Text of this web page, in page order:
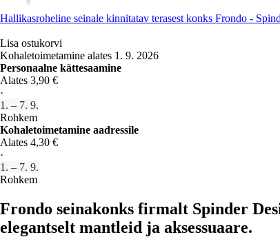
Hallikasroheline seinale kinnitatav terasest konks Frondo -
Lisa ostukorvi
Kohaletoimetamine alates 1. 9. 2026
Personaalne kättesaamine
Alates 3,90 €
·
1. – 7. 9.
Rohkem
Kohaletoimetamine aadressile
Alates 4,30 €
·
1. – 7. 9.
Rohkem
Frondo seinakonks firmalt Spinder
elegantselt mantleid ja aksessuaare.